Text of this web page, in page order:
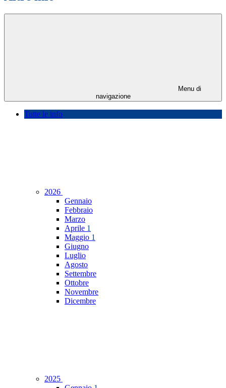
Menu di
navigazione
Tutte le info
2026
Gennaio
Febbraio
Marzo
Aprile 1
Maggio 1
Giugno
Luglio
Agosto
Settembre
Ottobre
Novembre
Dicembre
2025